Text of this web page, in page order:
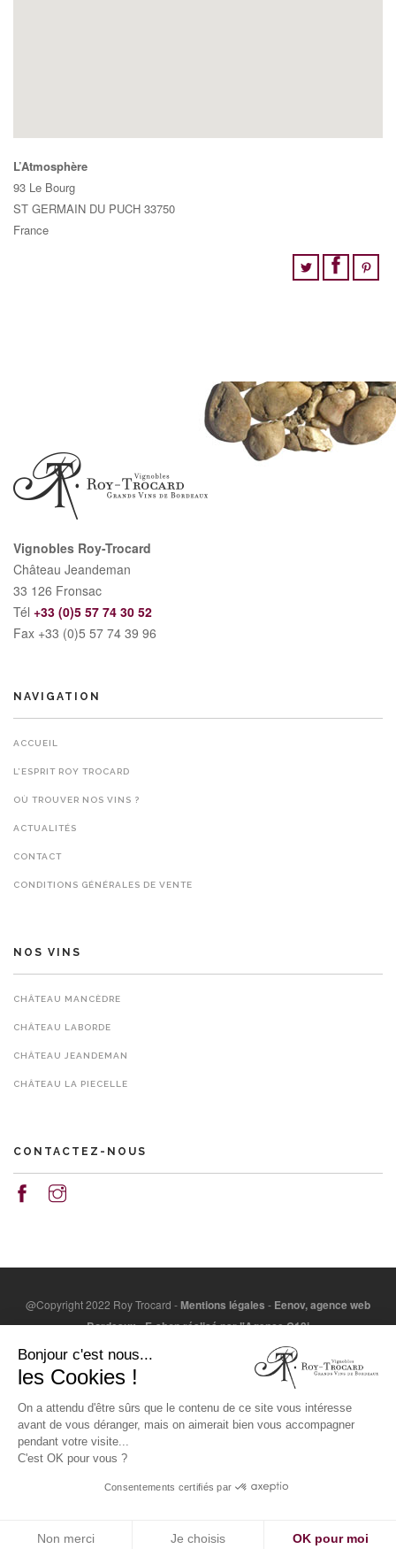
L’Atmosphère
93 Le Bourg
ST GERMAIN DU PUCH 33750
France
Vignobles Roy-Trocard
Château Jeandeman
33 126 Fronsac
Tél +33 (0)5 57 74 30 52
Fax +33 (0)5 57 74 39 96
NAVIGATION
ACCUEIL
L’ESPRIT ROY TROCARD
OÙ TROUVER NOS VINS ?
ACTUALITÉS
CONTACT
CONDITIONS GÉNÉRALES DE VENTE
NOS VINS
CHÂTEAU MANCÈDRE
CHÂTEAU LABORDE
CHÂTEAU JEANDEMAN
CHÂTEAU LA PIECELLE
CONTACTEZ-NOUS
@Copyright 2022 Roy Trocard - Mentions légales - Eenov, agence web
Bordeaux-E-shop réalisé par l'Agence C10i
L'abus d'alcool est dangereux pour la santé. A consommer
avec modération. / Alcohol abuse is dangerous for health.
LA CONSOMMATION D’ALCOOL EST VIVEMENT DÉCONSEILLÉE AUX
FEMMES ENCEINTES. LA VENTE D'ALCOOL À DES MINEURS DE MOINS
Bonjour c'est nous...
les Cookies !
On a attendu d'être sûrs que le contenu de ce site vous intéresse
avant de vous déranger, mais on aimerait bien vous accompagner
pendant votre visite...
C'est OK pour vous ?
Consentements certifiés par
Non merci Je choisis OK pour moi